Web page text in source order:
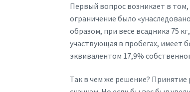
Первый вопрос возникает в том,
ограничение было
образом, при весе всадника 75
участвующая в пробегах, имеет
эквивалентом 17,9%
Так в чем же решение? Принятие